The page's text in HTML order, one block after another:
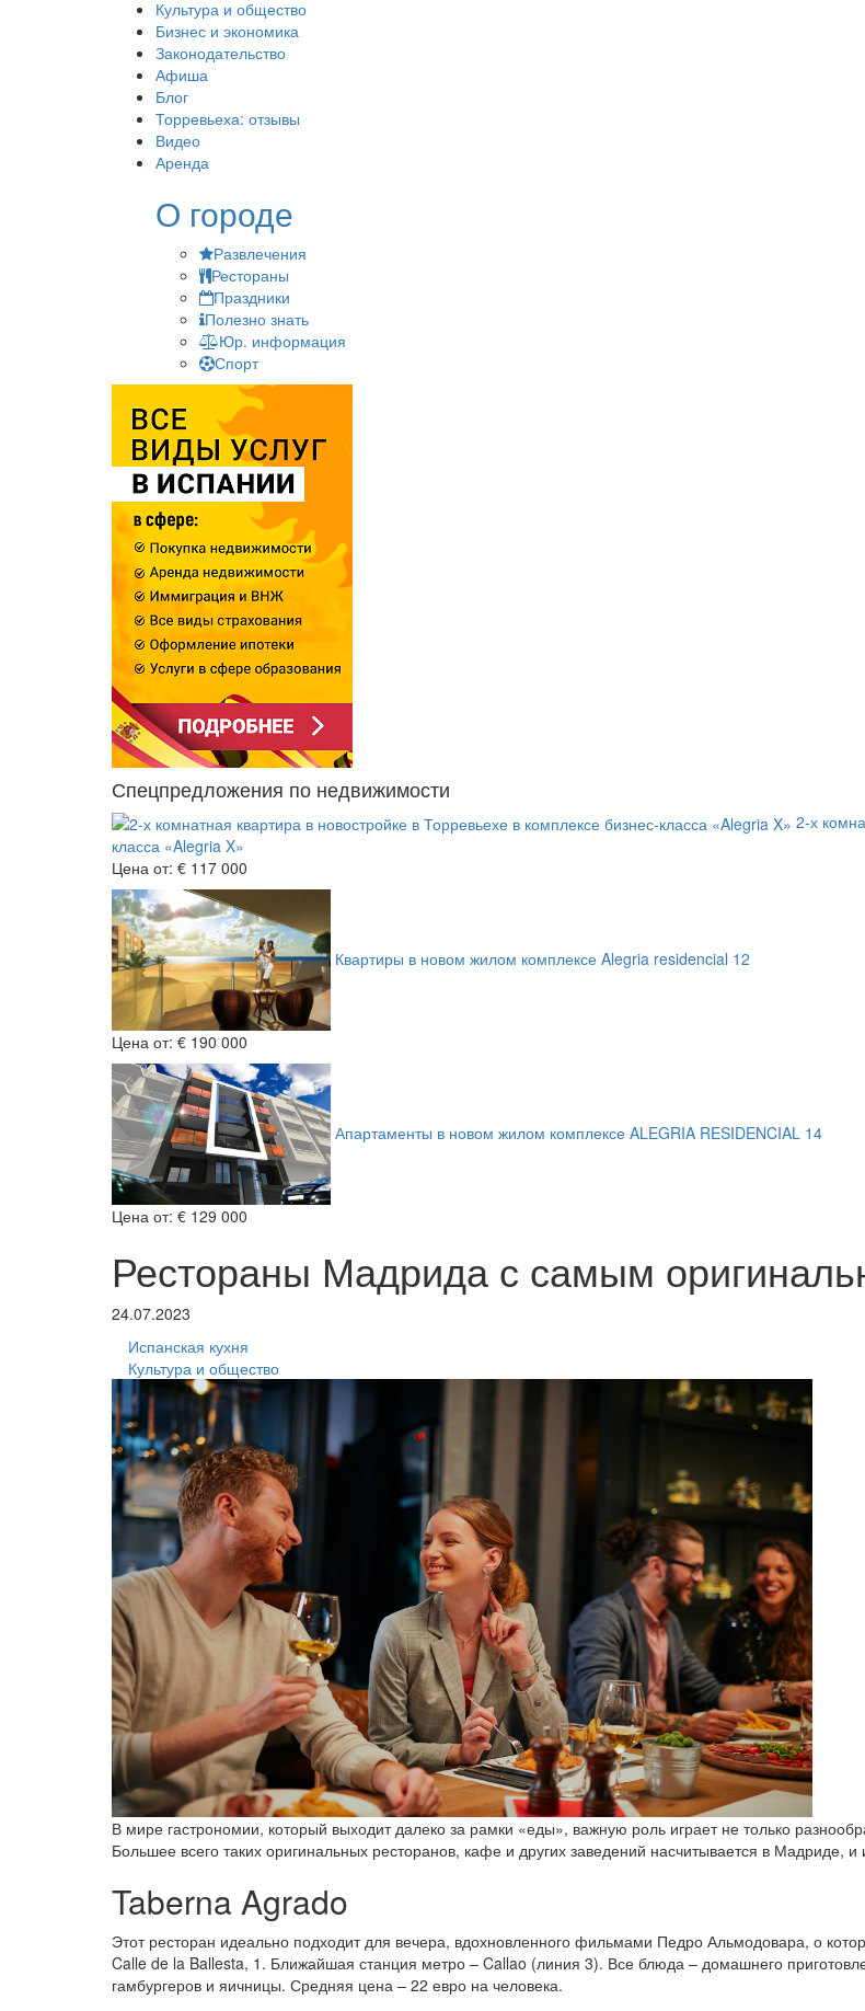
Культура и общество
Бизнес и экономика
Законодательство
Афиша
Блог
Торревьеха: отзывы
Видео
Аренда
О городе
Развлечения
Рестораны
Праздники
Полезно знать
Юр. информация
Спорт
Спецпредложения по недвижимости
2-х
класса «Alegria X»
Цена от: € 117 000
Квартиры в новом жилом комплексе Alegria residencial 12
Цена от: € 190 000
Апартаменты в новом жилом комплексе ALEGRIA RESIDENCIAL 14
Цена от: € 129 000
Рестораны Мадрида с самым
24.07.2023
Испанская кухня
Культура и общество
В мире гастрономии, который выходит далеко за рамки «еды», важную роль играет не только
Большее всего таких оригинальных ресторанов, кафе и других заведений насчитывается в Мадриде,
Taberna Agrado
Этот ресторан идеально подходит для вечера, вдохновленного фильмами Педро Альмодовара, о
Calle de la Ballesta, 1. Ближайшая станция метро – Callao (линия 3). Все блюда – домашнего
гамбургеров и яичницы. Средняя цена – 22 евро на человека.